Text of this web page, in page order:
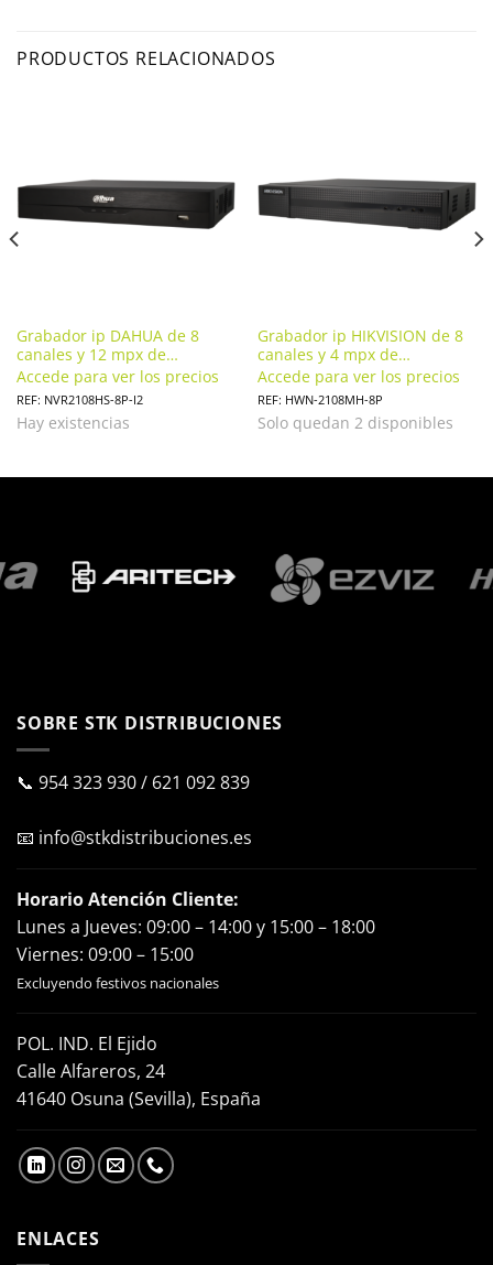
PRODUCTOS RELACIONADOS
Grabador ip DAHUA de 8
canales y 12 mpx de
resolución con 8 puertos PoE.
NVR2108HS-8P-I2
Accede para ver los precios
REF: NVR2108HS-8P-I2
Hay existencias
Grabador ip HIKVISION de 8
canales y 4 mpx de
resolución con 8 puertos PoE.
HWN-2108MH-8P
Accede para ver los precios
REF: HWN-2108MH-8P
Solo quedan 2 disponibles
SOBRE STK DISTRIBUCIONES
📞 954 323 930/ 621 092 839
📧 info@stkdistribuciones.es
Horario Atención Cliente:
Lunes a Jueves: 09:00 – 14:00 y 15:00 – 18:00
Viernes: 09:00 – 15:00
Excluyendo festivos nacionales
POL. IND. El Ejido
Calle Alfareros, 24
41640 Osuna (Sevilla), España
ENLACES